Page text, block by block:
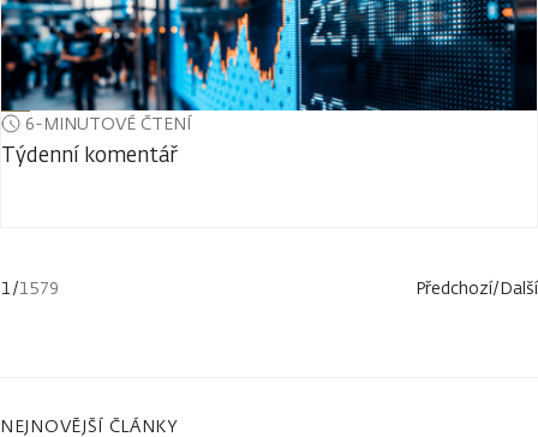
6-MINUTOVÉ ČTENÍ
Týdenní komentář
1/1579 Předchozí/Další
NEJNOVĚJŠÍ ČLÁNKY